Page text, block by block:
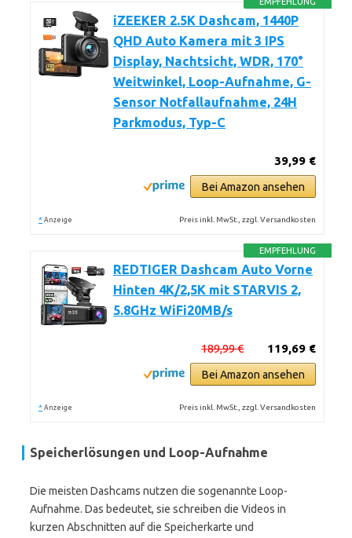
iZEEKER 2.5K Dashcam, 1440P
QHD Auto Kamera mit 3 IPS
Display, Nachtsicht, WDR, 170°
Weitwinkel, Loop-Aufnahme, G-
Sensor Notfallaufnahme, 24H
Parkmodus, Typ-C
39,99 €
Bei Amazon ansehen
* Anzeige Preis inkl. MwSt., zzgl. Versandkosten
EMPFEHLUNG
REDTIGER Dashcam Auto Vorne
Hinten 4K/2,5K mit STARVIS 2,
5.8GHz WiFi20MB/s
119,69 €
189,99 €
Bei Amazon ansehen
* Anzeige Preis inkl. MwSt., zzgl. Versandkosten
Speicherlösungen und Loop-Aufnahme
Die meisten Dashcams nutzen die sogenannte Loop-
Aufnahme. Das bedeutet, sie schreiben die Videos in
kurzen Abschnitten auf die Speicherkarte und